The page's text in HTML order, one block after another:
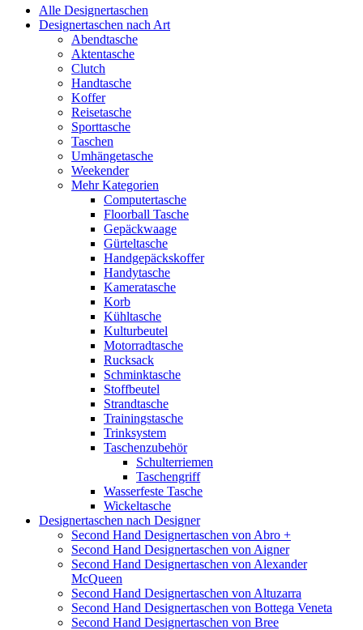
Alle Designertaschen
Designertaschen nach Art
Abendtasche
Aktentasche
Clutch
Handtasche
Koffer
Reisetasche
Sporttasche
Taschen
Umhängetasche
Weekender
Mehr Kategorien
Computertasche
Floorball Tasche
Gepäckwaage
Gürteltasche
Handgepäckskoffer
Handytasche
Kameratasche
Korb
Kühltasche
Kulturbeutel
Motorradtasche
Rucksack
Schminktasche
Stoffbeutel
Strandtasche
Trainingstasche
Trinksystem
Taschenzubehör
Schulterriemen
Taschengriff
Wasserfeste Tasche
Wickeltasche
Designertaschen nach Designer
Second Hand Designertaschen von Abro +
Second Hand Designertaschen von Aigner
Second Hand Designertaschen von Alexander
McQueen
Second Hand Designertaschen von Altuzarra
Second Hand Designertaschen von Bottega Veneta
Second Hand Designertaschen von Bree